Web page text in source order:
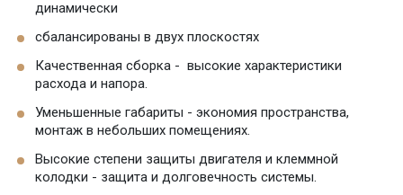
динамически
сбалансированы в двух плоскостях
Качественная сборка - высокие характеристики
расхода и напора.
Уменьшенные габариты - экономия пространства,
монтаж в небольших помещениях.
Высокие степени защиты двигателя и клеммной
колодки - защита и долговечность системы.